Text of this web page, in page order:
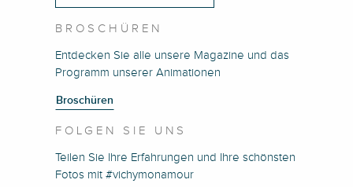
BROSCHÜREN
Entdecken Sie alle unsere Magazine und das
Programm unserer Animationen
Broschüren
FOLGEN SIE UNS
Teilen Sie Ihre Erfahrungen und Ihre schönsten
Fotos mit #vichymonamour